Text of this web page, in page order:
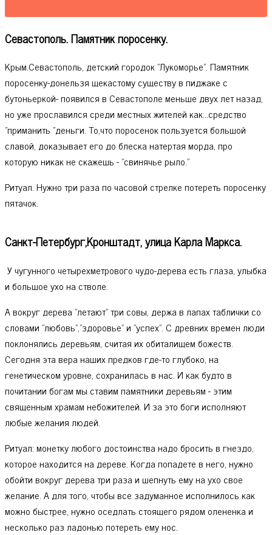
Севастополь. Памятник поросенку.
Крым.Севастополь, детский городок "Лукоморье". Памятник
поросенку-донельзя щекастому существу в пиджаке с
бутоньеркой- появился в Севастополе меньше двух лет назад,
но уже прославился среди местных жителей как...средство
"приманить "деньги. То,что поросенок пользуется большой
славой, доказывает его до блеска натертая морда, про
которую никак не скажешь - "свинячье рыло."
Ритуал. Нужно три раза по часовой стрелке потереть поросенку
пятачок.
Санкт-Петербург,Кронштадт, улица Карла Маркса.
У чугунного четырехметрового чудо-дерева есть глаза, улыбка
и большое ухо на стволе.
А вокруг дерева "летают" три совы, держа в лапах таблички со
словами "любовь","здоровье" и "успех". С древних времен люди
поклонялись деревьям, считая их обиталищем божеств.
Сегодня эта вера наших предков где-то глубоко, на
генетическом уровне, сохранилась в нас. И как будто в
почитании богам мы ставим памятники деревьям - этим
священным храмам небожителей. И за это боги исполняют
любые желания людей.
Ритуал: монетку любого достоинства надо бросить в гнездо,
которое находится на дереве. Когда попадете в него, нужно
обойти вокруг дерева три раза и шепнуть ему на ухо свое
желание. А для того, чтобы все задуманное исполнилось как
можно быстрее, нужно оседлать стоящего рядом олененка и
несколько раз ладонью потереть ему нос.